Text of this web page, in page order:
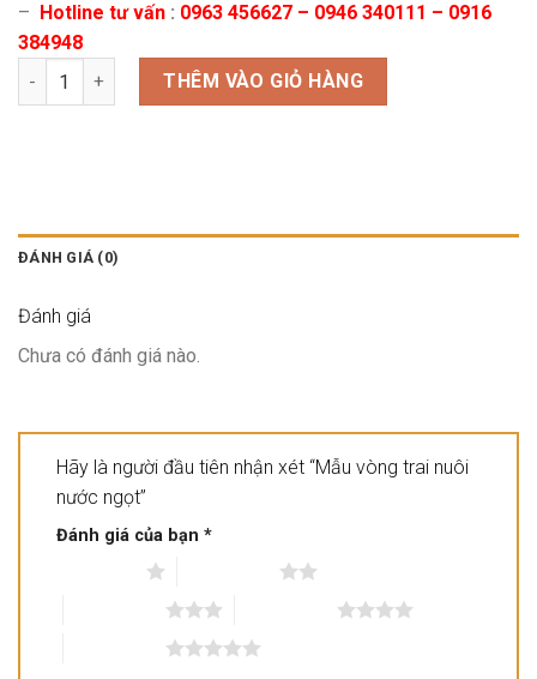
–
Hotline tư vấn : 0963 456627 – 0946 340111 – 0916
384948
Mẫu vòng trai nuôi nước ngọt số lượng
THÊM VÀO GIỎ HÀNG
ĐÁNH GIÁ (0)
Đánh giá
Chưa có đánh giá nào.
Hãy là người đầu tiên nhận xét “Mẫu vòng trai nuôi
nước ngọt”
Đánh giá của bạn *